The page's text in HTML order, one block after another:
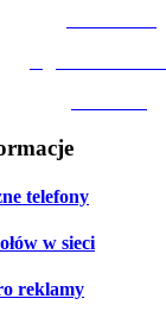
telefony
w sieci
reklamy